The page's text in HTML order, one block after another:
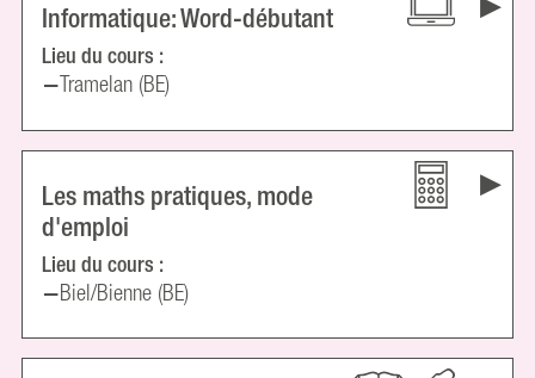
Informatique: Word-débutant
Lieu du cours :
Tramelan (BE)
Les maths pratiques, mode
d'emploi
Lieu du cours :
Biel/Bienne (BE)